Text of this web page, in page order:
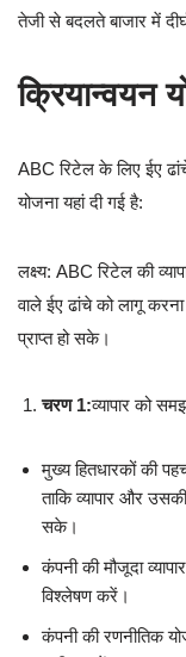
तेजी से बदलते बाजार में
क्रियान्वयन
ABC रिटेल के लिए ईए
योजना यहां दी गई है:
लक्ष्य: ABC रिटेल की
वाले ईए ढांचे को लागू
प्राप्त हो सके।
चरण 1:व्यापार को
मुख्य हितधारकों की
ताकि व्यापार और
सके।
कंपनी की मौजूदा
विश्लेषण करें।
कंपनी की रणनीतिक